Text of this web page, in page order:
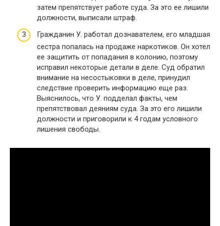
затем препятствует работе суда. За это ее лишили
должности, выписали штраф.
Гражданин У. работал дознавателем, его младшая
сестра попалась на продаже наркотиков. Он хотел
ее защитить от попадания в колонию, поэтому
исправил некоторые детали в деле. Суд обратил
внимание на несостыковки в деле, принудил
следствие проверить информацию еще раз.
Выяснилось, что У. подделал факты, чем
препятствовал деяниям суда. За это его лишили
должности и приговорили к 4 годам условного
лишения свободы.